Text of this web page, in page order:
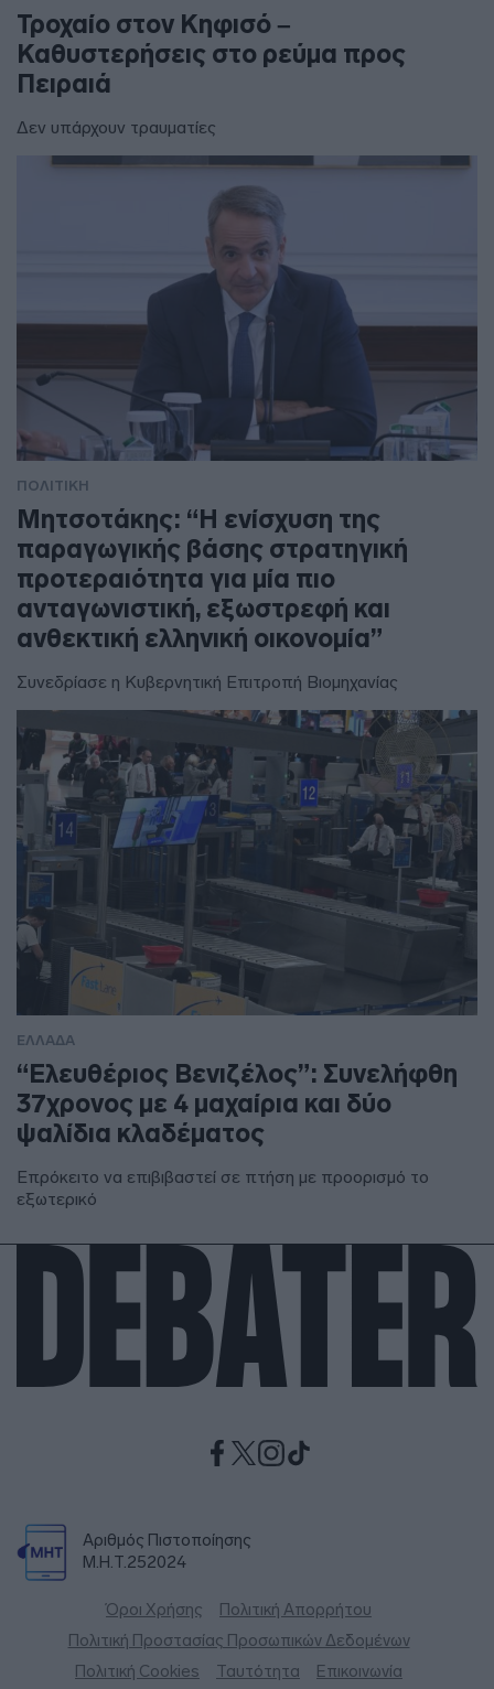
Τροχαίο στον Κηφισό –
Καθυστερήσεις στο ρεύμα προς
Πειραιά
Δεν υπάρχουν τραυματίες
ΠΟΛΙΤΙΚΗ
Μητσοτάκης: “Η ενίσχυση της
παραγωγικής βάσης στρατηγική
προτεραιότητα για μία πιο
ανταγωνιστική, εξωστρεφή και
ανθεκτική ελληνική οικονομία”
Συνεδρίασε η Κυβερνητική Επιτροπή Βιομηχανίας
ΕΛΛΑΔΑ
“Ελευθέριος Βενιζέλος”: Συνελήφθη
37χρονος με 4 μαχαίρια και δύο
ψαλίδια κλαδέματος
Επρόκειτο να επιβιβαστεί σε πτήση με προορισμό το
εξωτερικό
Αριθμός Πιστοποίησης
Μ.Η.Τ.252024
Όροι Χρήσης
Πολιτική Απορρήτου
Πολιτική Προστασίας Προσωπικών Δεδομένων
Πολιτική Cookies
Ταυτότητα Επικοινωνία